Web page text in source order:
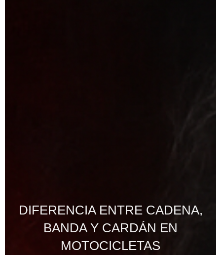
DIFERENCIA ENTRE CADENA,
BANDA Y CARDÁN EN
MOTOCICLETAS